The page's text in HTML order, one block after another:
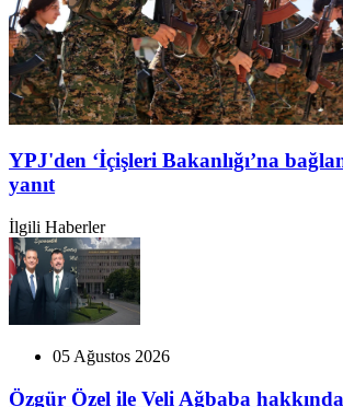
YPJ'den ‘İçişleri Bakanlığı’na
yanıt
İlgili Haberler
05 Ağustos 2026
Özgür Özel ile Veli Ağbaba